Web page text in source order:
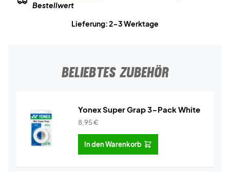
Bestellwert
Lieferung: 2-3 Werktage
BELIEBTES ZUBEHÖR
Yonex Super Grap 3-Pack White
8,95€
In den Warenkorb